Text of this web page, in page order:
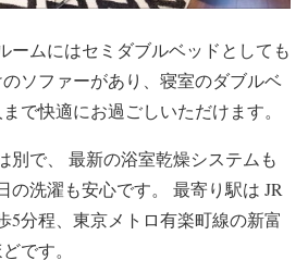
ームにはセミダブルベッドとしても
ソファーがあり、寝室のダブルベ
で快適にお過ごしいただけます。
別で、 最新の浴室乾燥システムも
の洗濯も安心です。 最寄り駅は JR
5分程、東京メトロ有楽町線の新富
です。